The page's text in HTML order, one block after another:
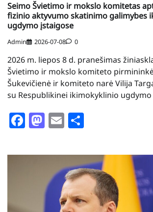
Seimo Švietimo ir mokslo komitetas
fizinio aktyvumo skatinimo galimybes
ugdymo įstaigose
Admin 2026-07-08 0
2026 m. liepos 8 d. pranešimas
Švietimo ir mokslo komiteto
Šukevičienė ir komiteto narė Vilija
su Respublikinei ikimokyklinio
Facebook
Mastodon
Email